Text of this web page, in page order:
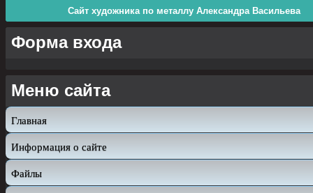
Сайт художника по металлу Александра Васильева
Форма входа
Меню сайта
Главная
Информация о сайте
Файлы